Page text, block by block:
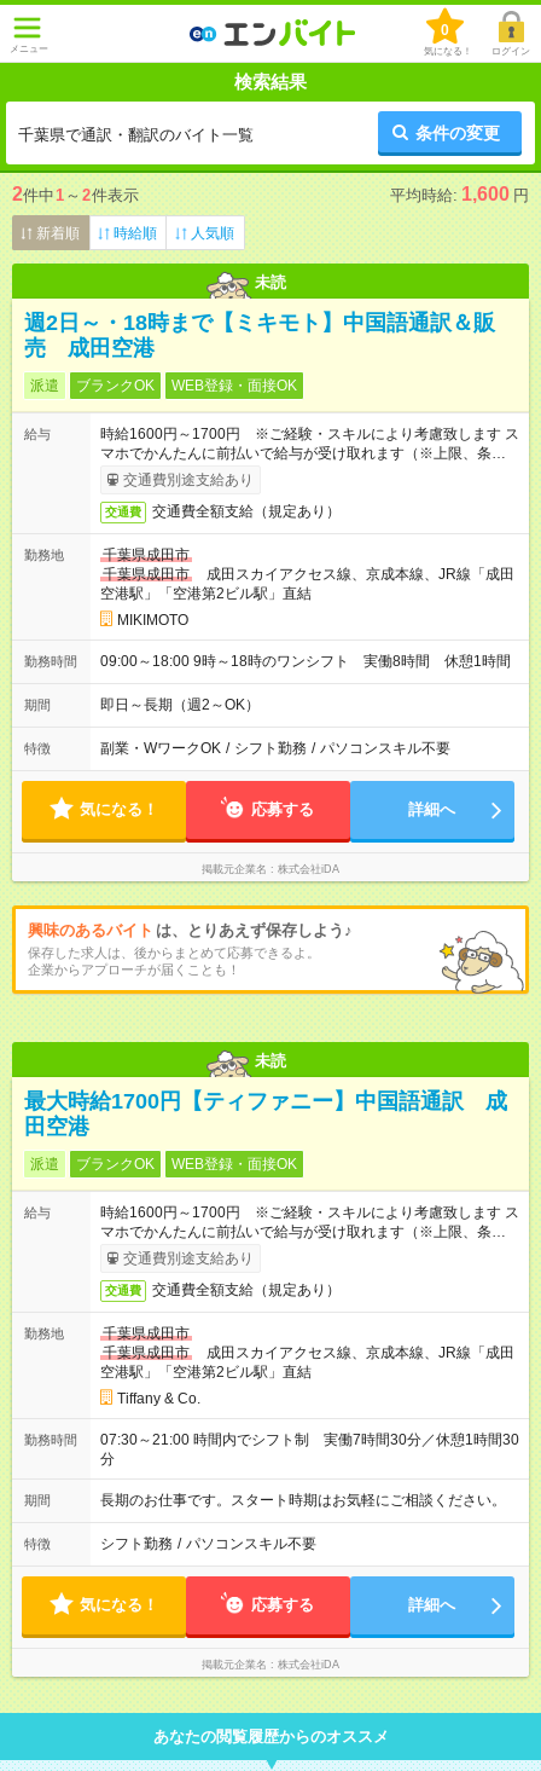
メニュー
0
気になる！ ログイン
検索結果
千葉県で通訳・翻訳のバイト一覧 条件の変更
2件中1 ～ 2件表示 平均時給: 1,600 円
新着順 時給順 人気順
未読
週2日～・18時まで【ミキモト】中国語通訳＆販
売 成田空港
派遣 ブランクOK WEB登録・面接OK
給与
時給1600円～1700円 ※ご経験・スキルにより考慮致します ス
マホでかんたんに前払いで給与が受け取れます（※上限、条件
あり）交通費別途支給あり
交通費 交通費全額支給（規定あり）
勤務地
千葉県成田市
千葉県成田市
成田スカイアクセス線、京成本線、JR線「成田
空港駅」「空港第2ビル駅」直結
MIKIMOTO
勤務時間 09:00～18:00 9時～18時のワンシフト 実働8時間 休憩1時間
期間 即日～長期（週2～OK）
特徴 副業・WワークOK / シフト勤務 / パソコンスキル不要
気になる！ 応募する 詳細へ
掲載元企業名 株式会社iDA
興味のあるバイト は、とりあえず保存しよう♪
保存した求人は、後からまとめて応募できるよ。
企業からアプローチが届くことも！
未読
最大時給1700円【ティファニー】中国語通訳 成
田空港
派遣 ブランクOK WEB登録・面接OK
給与
時給1600円～1700円 ※ご経験・スキルにより考慮致します ス
マホでかんたんに前払いで給与が受け取れます（※上限、条件
あり）交通費別途支給あり
交通費 交通費全額支給（規定あり）
勤務地
千葉県成田市
千葉県成田市
成田スカイアクセス線、京成本線、JR線「成田
空港駅」「空港第2ビル駅」直結
Tiffany & Co.
勤務時間
07:30～21:00 時間内でシフト制 実働7時間30分／休憩1時間30
分
期間 長期のお仕事です。スタート時期はお気軽にご相談ください。
特徴 シフト勤務 / パソコンスキル不要
気になる！ 応募する 詳細へ
掲載元企業名 株式会社iDA
あなたの閲覧履歴からのオススメ